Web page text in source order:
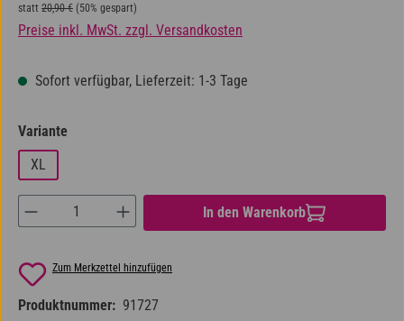
statt Regulärer Preis:
20,90 € (50% gespart)
Preise inkl. MwSt. zzgl. Versandkosten
Sofort verfügbar, Lieferzeit: 1-3 Tage
Variante
XL
Produkt Anzahl: Gib den gewünschten Wert
In den Warenkorb
Zum Merkzettel hinzufügen
Produktnummer: 91727